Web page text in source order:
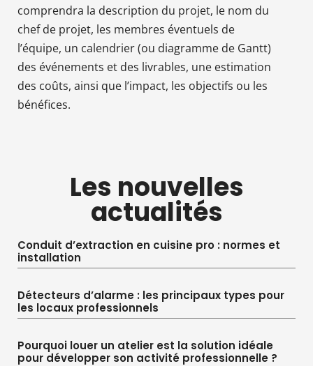
comprendra la description du projet, le nom du
chef de projet, les membres éventuels de
l’équipe, un calendrier (ou diagramme de Gantt)
des événements et des livrables, une estimation
des coûts, ainsi que l’impact, les objectifs ou les
bénéfices.
Les nouvelles
actualités
Conduit d’extraction en cuisine pro : normes et
installation
Détecteurs d’alarme : les principaux types pour
les locaux professionnels
Pourquoi louer un atelier est la solution idéale
pour développer son activité professionnelle ?